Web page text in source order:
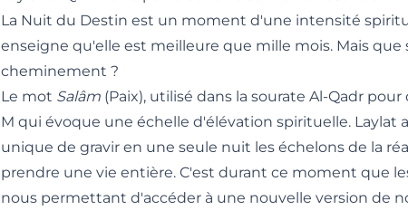
La Nuit du Destin est un moment d'une intensité
enseigne qu'elle est meilleure que mille mois. Mais
cheminement ?
Le mot Salâm (Paix), utilisé dans la sourate Al-Qadr
M qui évoque une échelle d'élévation spirituelle.
unique de gravir en une seule nuit les échelons de la
prendre une vie entière. C'est durant ce moment que
nous permettant d'accéder à une nouvelle version de